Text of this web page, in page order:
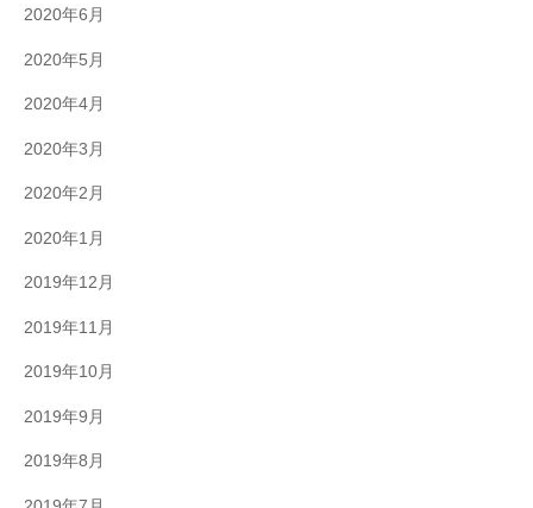
2020年6月
2020年5月
2020年4月
2020年3月
2020年2月
2020年1月
2019年12月
2019年11月
2019年10月
2019年9月
2019年8月